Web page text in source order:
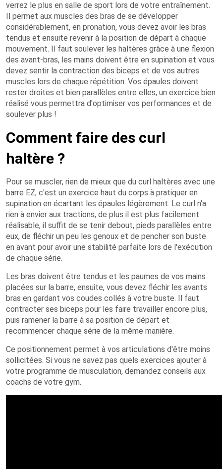
verrez le plus en salle de sport lors de votre entraînement.
Il permet aux muscles des bras de se développer
considérablement, en pronation, vous devez avoir les bras
tendus et ensuite revenir à la position de départ à chaque
mouvement. Il faut soulever les haltères grâce à une flexion
des avant-bras, les mains doivent être en supination et vous
devez sentir la contraction des biceps et de vos autres
muscles lors de chaque répétition. Vos épaules doivent
rester droites et bien parallèles entre elles, un exercice bien
réalisé vous permettra d'optimiser vos performances et de
soulever plus !
Comment faire des curl
haltère ?
Pour se muscler, rien de mieux que du curl haltères avec une
barre EZ, c'est un exercice haut du corps à pratiquer en
supination en écartant les épaules légèrement. Le curl n'a
rien à envier aux tractions, de plus il est plus facilement
réalisable, il suffit de se tenir debout, pieds parallèles entre
eux, de fléchir un peu les genoux et de pencher son buste
en avant pour avoir une stabilité parfaite lors de l'exécution
de chaque série.
Les bras doivent être tendus et les paumes de vos mains
placées sur la barre, ensuite, vous devez fléchir les avants
bras en gardant vos coudes collés à votre buste. Il faut
contracter ses biceps pour les faire travailler encore plus,
puis ramener la barre à sa position de départ et
recommencer chaque série de la même manière.
Ce positionnement permet à vos articulations d'être moins
sollicitées. Si vous ne savez pas quels exercices ajouter à
votre programme de musculation, demandez conseils aux
coachs de votre gym.